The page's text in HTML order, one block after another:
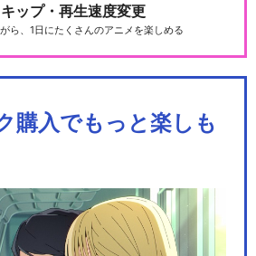
ップ・再生速度変更
ら、1日にたくさんのアニメを楽しめる
購入でもっと楽しも